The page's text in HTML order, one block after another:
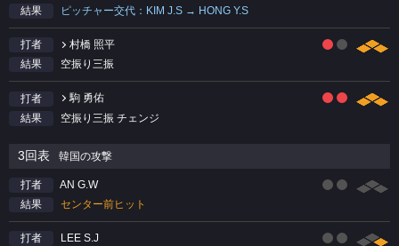
結果
ピッチャー交代：KIM J.S → HONG Y.S
打者
村橋 照平
結果
空振り三振
打者
駒 勇佑
結果
空振り三振 チェンジ
3回表 韓国の攻撃
打者
AN G.W
結果
センター前ヒット
打者
LEE S.J